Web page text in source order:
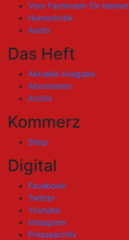
Vom Fachmann für Kenner
Humorkritik
Audio
Das Heft
Aktuelle Ausgabe
Abonnieren
Archiv
Kommerz
Shop
Digital
Facebook
Twitter
Youtube
Instagram
Pressearchiv